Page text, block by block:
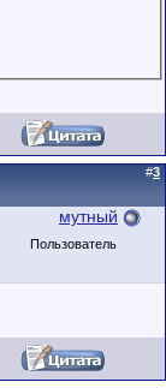
#3
мутный
Пользователь